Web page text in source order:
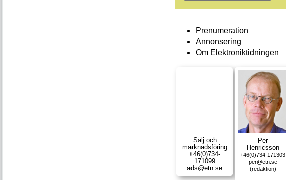
Prenumeration
Annonsering
Om Elektroniktidningen
Sälj och
marknads­föring
+46(0)734-
171099
ads@etn.se
Per
Henricsson
+46(0)734-171303
per@etn.se
(redaktion)